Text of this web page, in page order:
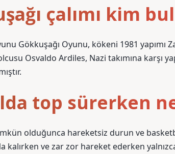
çalımı kim
Gökkuşağı Oyunu, kökeni 1981 yapımı
Osvaldo Ardiles, Nazi takımına karşı
top sürerken
olduğunca hareketsiz durun ve
kalırken ve zar zor hareket ederken